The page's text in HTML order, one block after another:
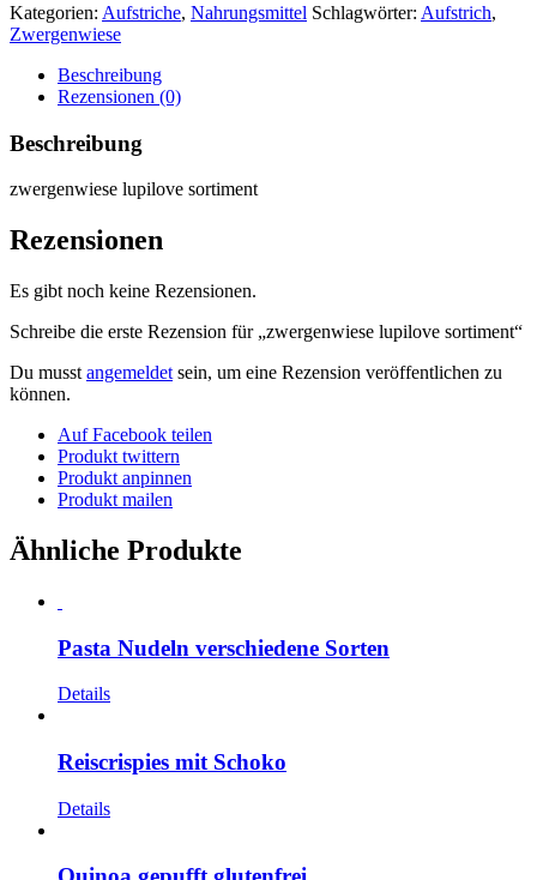
Kategorien: Aufstriche, Nahrungsmittel Schlagwörter: Aufstrich,
Zwergenwiese
Beschreibung
Rezensionen (0)
Beschreibung
zwergenwiese lupilove sortiment
Rezensionen
Es gibt noch keine Rezensionen.
Schreibe die erste Rezension für „zwergenwiese lupilove sortiment“
Du musst angemeldet sein, um eine Rezension veröffentlichen zu
können.
Auf Facebook teilen
Produkt twittern
Produkt anpinnen
Produkt mailen
Ähnliche Produkte
Pasta Nudeln verschiedene Sorten
Details
Reiscrispies mit Schoko
Details